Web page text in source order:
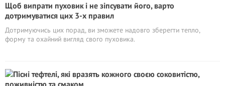
Щоб випрати пуховик і не зіпсувати його, варто
дотримуватися цих 3-х правил
Дотримуючись цих порад, ви зможете надовго зберегти тепло,
форму та охайний вигляд свого пуховика.